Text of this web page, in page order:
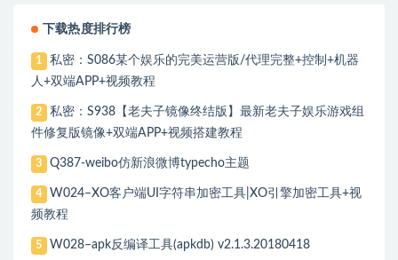
下载热度排行榜
1
私密：S086某个娱乐的完美运营版/代理完整+控制+机器
人+双端APP+视频教程
2
私密：S938【老夫子镜像终结版】最新老夫子娱乐游戏组
件修复版镜像+双端APP+视频搭建教程
3 Q387-weibo仿新浪微博typecho主题
4
W024–XO客户端UI字符串加密工具|XO引擎加密工具+视
频教程
5 W028–apk反编译工具(apkdb) v2.1.3.20180418